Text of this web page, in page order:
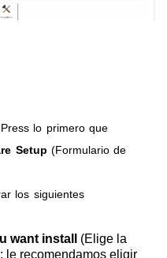
lo primero que
Setup(Formulario de
los siguientes
want install
(Elige la
le recomendamos eligir